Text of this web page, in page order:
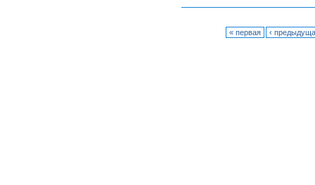
« первая ‹